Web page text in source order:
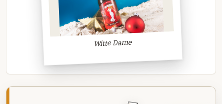
Witte Dame